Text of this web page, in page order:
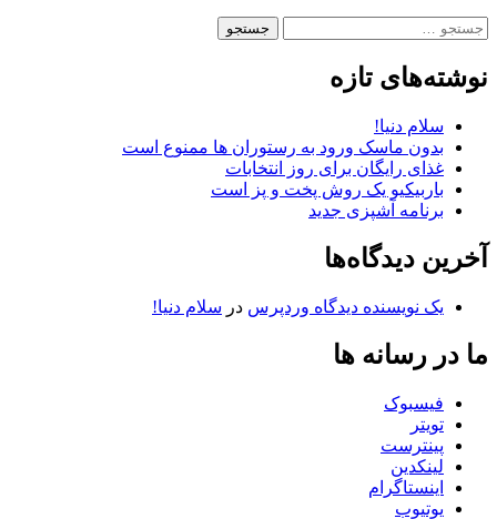
جستجو
نوشته‌های تازه
سلام دنیا!
بدون ماسک ورود به رستوران ها ممنوع است
غذای رایگان برای روز انتخابات
باربیکیو یک روش پخت و پز است
برنامه آشپزی جدید
آخرین دیدگاه‌ها
یک نویسنده دیدگاه وردپرس در سلام دنیا!
ما در رسانه ها
فیسبوک
تویتر
پینترست
لینکدین
اینستاگرام
یوتیوب